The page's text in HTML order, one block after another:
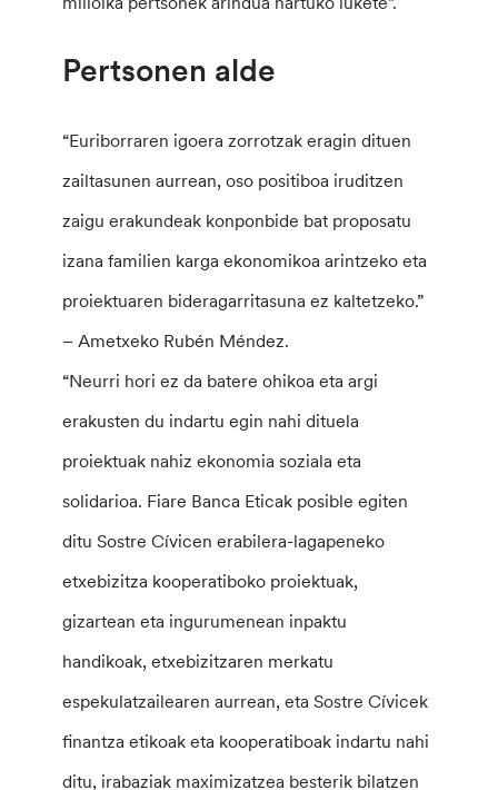
Pertsonen alde
“Euriborraren igoera zorrotzak eragin dituen
zailtasunen aurrean, oso positiboa iruditzen
zaigu erakundeak konponbide bat proposatu
izana familien karga ekonomikoa arintzeko eta
proiektuaren bideragarritasuna ez kaltetzeko.”
– Ametxeko Rubén Méndez.
“Neurri hori ez da batere ohikoa eta argi
erakusten du indartu egin nahi dituela
proiektuak nahiz ekonomia soziala eta
solidarioa. Fiare Banca Eticak posible egiten
ditu Sostre Cívicen erabilera-lagapeneko
etxebizitza kooperatiboko proiektuak,
gizartean eta ingurumenean inpaktu
handikoak, etxebizitzaren merkatu
espekulatzailearen aurrean, eta Sostre Cívicek
finantza etikoak eta kooperatiboak indartu nahi
ditu, irabaziak maximizatzea besterik bilatzen